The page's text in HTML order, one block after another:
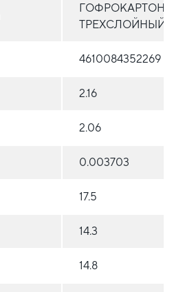
ГОФРОКАРТОН
ТРЕХСЛОЙНЫЙ
4610084352269
2.16
2.06
0.003703
17.5
14.3
14.8